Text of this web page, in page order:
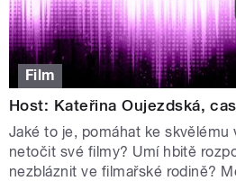
Film
Host: Kateřina Oujezdská,
Jaké to je, pomáhat ke skvělému
netočit své filmy? Umí hbitě
nezbláznit ve filmařské rodině?